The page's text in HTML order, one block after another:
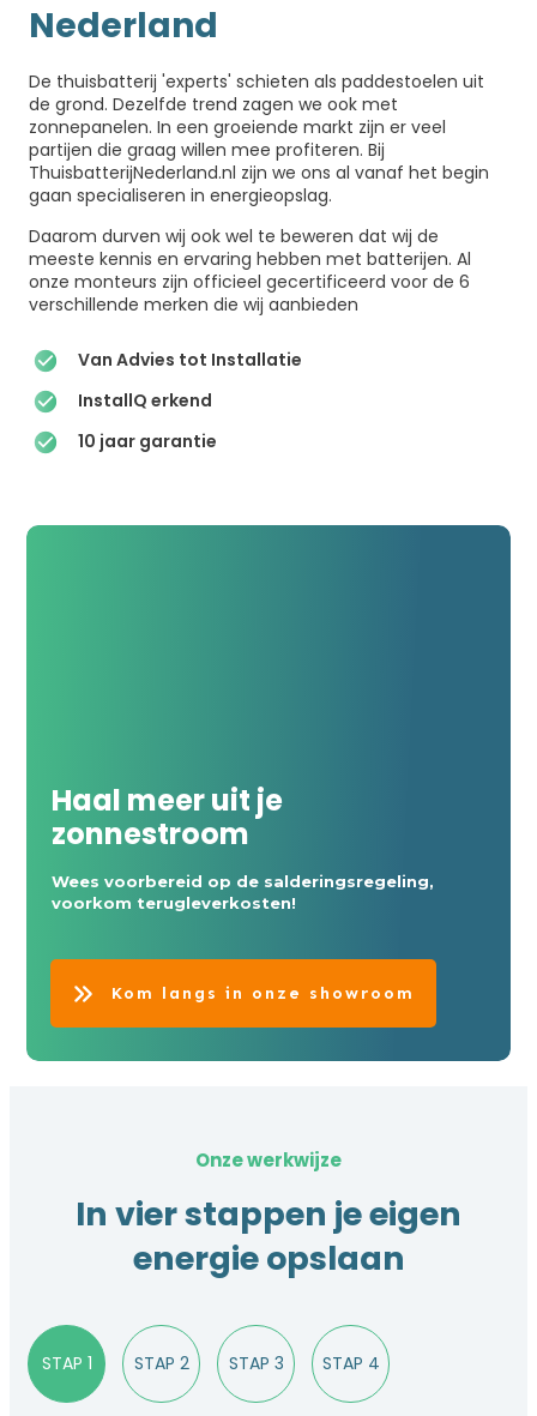
Nederland
De thuisbatterij 'experts' schieten als paddestoelen uit
de grond. Dezelfde trend zagen we ook met
zonnepanelen. In een groeiende markt zijn er veel
partijen die graag willen mee profiteren. Bij
ThuisbatterijNederland.nl zijn we ons al vanaf het begin
gaan specialiseren in energieopslag.
Daarom durven wij ook wel te beweren dat wij de
meeste kennis en ervaring hebben met batterijen. Al
onze monteurs zijn officieel gecertificeerd voor de 6
verschillende merken die wij aanbieden
Van Advies tot Installatie
InstallQ erkend
10 jaar garantie
Haal meer uit je
zonnestroom
Wees voorbereid op de salderingsregeling,
voorkom terugleverkosten!
Kom langs in onze showroom
Onze werkwijze
In vier stappen je eigen
energie opslaan
STAP 1 STAP 2 STAP 3 STAP 4